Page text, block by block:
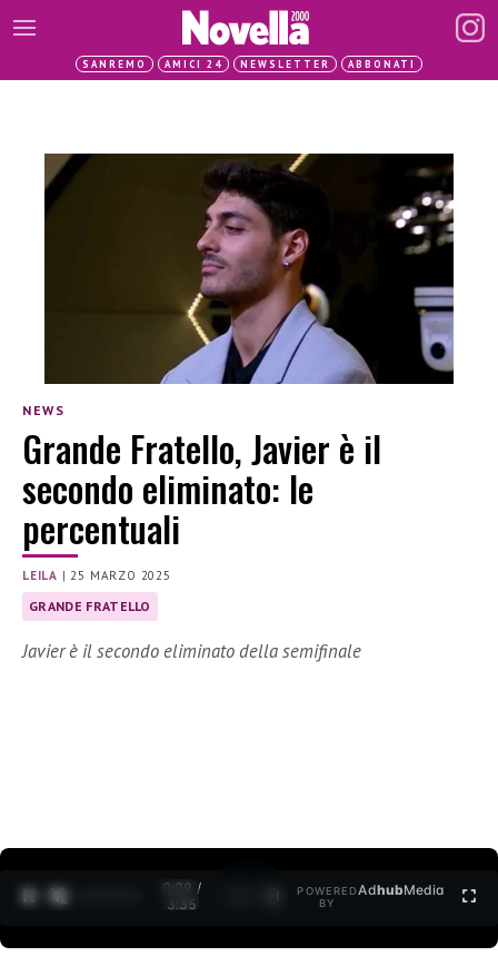
SANREMO AMICI 24 NEWSLETTER ABBONATI
NEWS
Grande Fratello, Javier è il
secondo eliminato: le
percentuali
LEILA |25 MARZO 2025
GRANDE FRATELLO
Javier è il secondo eliminato della semifinale
0:30 /
3:35
POWERED
BY
AdhubMedia